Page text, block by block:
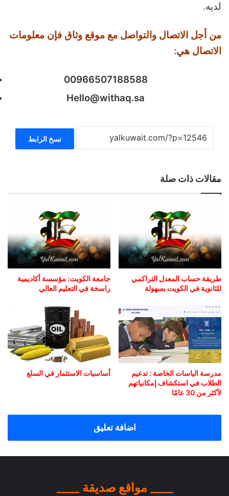
لديه.
من أجل الاتصال والتواصل مع موقع وثاق فإن معلومات
الاتصال هي:
00966507188588
Hello@withaq.sa
نسخ الرابط
مقالات ذات صلة
طريقة حساب المعدل التراكمي
للثانوية في الكويت بسهولة
جامعة الكويت: مؤسسة أكاديمية
راسخة في التعليم العالي
مدرسة الياسات الخاصة : تدعيم
الطلاب في استكشاف إمكانياتهم
لأكثر من 30 عامًا
أساسيات الاستثمار في السلع
اضافة تعليق
____ مواقع صديقة ____